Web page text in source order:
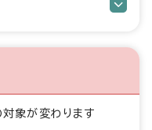
象が変わります